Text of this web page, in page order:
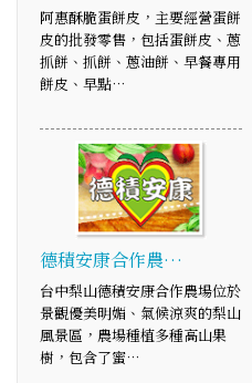
阿惠酥脆蛋餅皮，主要經營蛋餅
皮的批發零售，包括蛋餅皮、蔥
抓餅、抓餅、蔥油餅、早餐專用
餅皮、早點…
德積安康合作農…
台中梨山德積安康合作農場位於
景觀優美明媚、氣候涼爽的梨山
風景區，農場種植多種高山果
樹，包含了蜜…